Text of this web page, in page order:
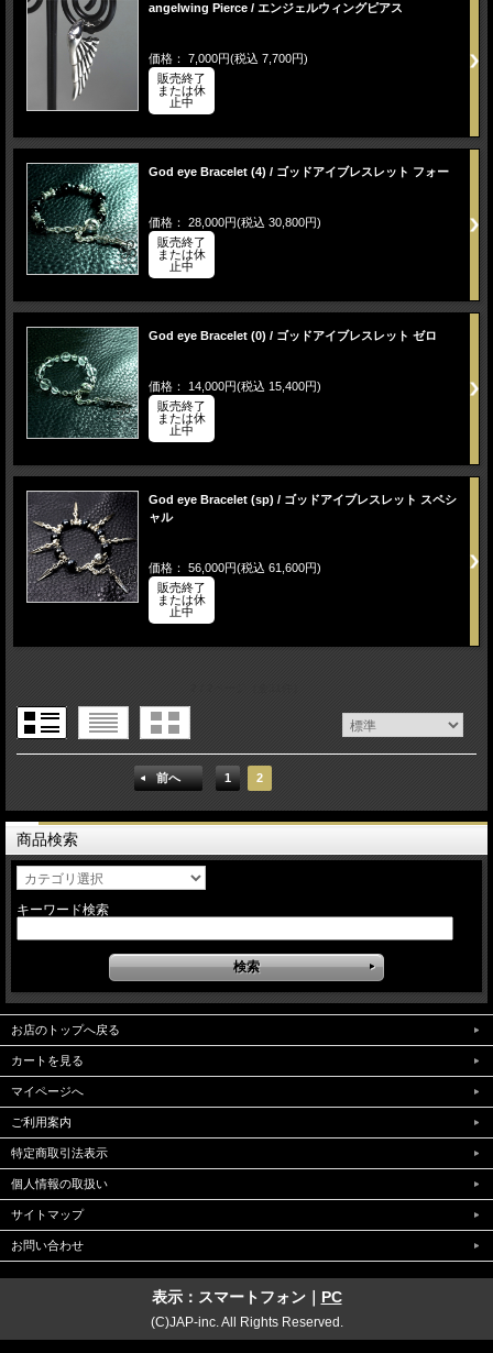
angelwing Pierce / エンジェルウィングピアス
価格： 7,000円(税込 7,700円)
販売終了
または休
止中
God eye Bracelet (4) / ゴッドアイブレスレット フォー
価格： 28,000円(税込 30,800円)
販売終了
または休
止中
God eye Bracelet (0) / ゴッドアイブレスレット ゼロ
価格： 14,000円(税込 15,400円)
販売終了
または休
止中
God eye Bracelet (sp) / ゴッドアイブレスレット スペシ
ャル
価格： 56,000円(税込 61,600円)
販売終了
または休
止中
前へ 1 2
商品検索
キーワード検索
お店のトップへ戻る
カートを見る
マイページへ
ご利用案内
特定商取引法表示
個人情報の取扱い
サイトマップ
お問い合わせ
表示：スマートフォン｜ PC
(C)JAP-inc. All Rights Reserved.